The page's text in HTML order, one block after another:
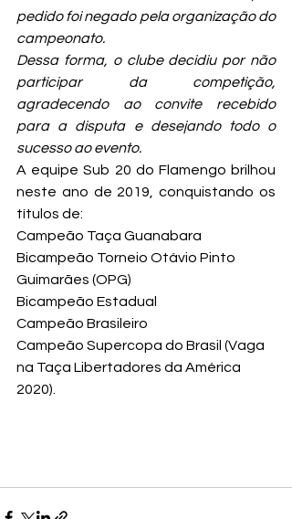
pedido foi negado pela organização do
campeonato.
Dessa forma, o clube decidiu por não
participar da competição,
agradecendo ao convite recebido
para a disputa e desejando todo o
sucesso ao evento.
A equipe Sub 20 do Flamengo brilhou
neste ano de 2019, conquistando os
títulos de:
Campeão Taça Guanabara
Bicampeão Torneio Otávio Pinto
Guimarães (OPG)
Bicampeão Estadual
Campeão Brasileiro
Campeão Supercopa do Brasil (Vaga
na Taça Libertadores da América
2020).